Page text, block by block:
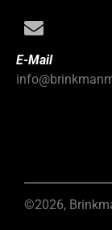
E-Mail
©2026,